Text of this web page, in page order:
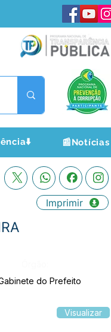
📰Notícias
Imprimir
do Prefeito
Visualizar